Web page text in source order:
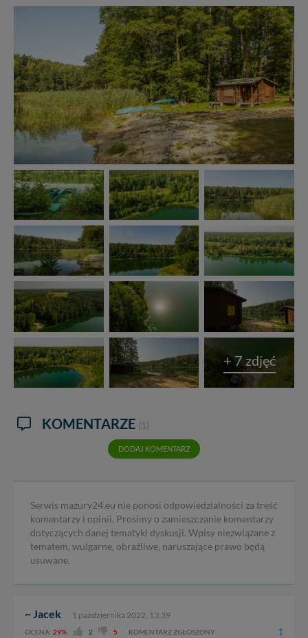
+ 7 zdjęć
KOMENTARZE (1)
DODAJ KOMENTARZ
Serwis mazury24.eu nie ponosi odpowiedzialności za treść
komentarzy i opinii. Prosimy o zamieszczanie komentarzy
dotyczących danej tematyki dyskusji. Wpisy niezwiązane z
tematem, wulgarne, obraźliwe, naruszające prawo będą
usuwane.
~ Jacek 1 października 2022, 13:39
OCENA: 29% 2 5 KOMENTARZ ZGŁOSZONY 1